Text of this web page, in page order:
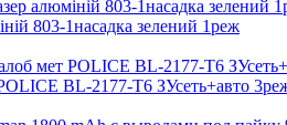
803-1насадка зелений 1реж
BL-2177-T6 ЗУсеть+авто